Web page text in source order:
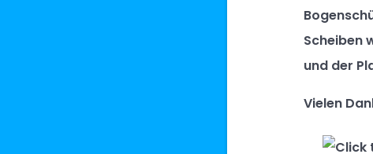
Scheiben
und der
Vielen